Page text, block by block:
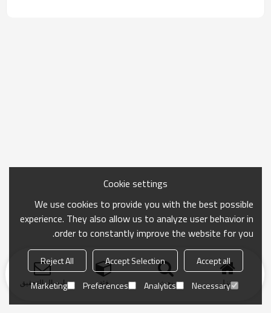
منزل بحث فئة ارسال التحقيق
Cookie settings
We use cookies to provide you with the best possible
experience. They also allow us to analyze user behavior in
order to constantly improve the website for you.
Accept all
Accept Selection
Reject All
Necessary
Analytics
Preferences
Marketing